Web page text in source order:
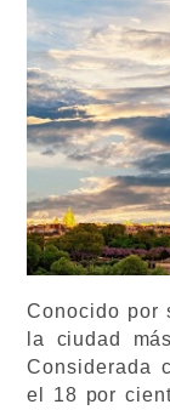
Conocido por
la ciudad
Considerada
el 18 por